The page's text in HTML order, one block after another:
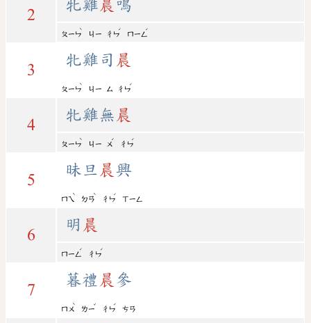
2
牝雞 晨 鳴
ㄆㄧㄣ
ˋ
ㄐㄧ ㄔㄣ
ˊ
ㄇㄧㄥ
ˊ
3
牝雞司 晨
ㄆㄧㄣ
ˋ
ㄐㄧ ㄙ ㄔㄣ
ˊ
4
牝雞無 晨
ㄆㄧㄣ
ˋ
ㄐㄧ ㄨ
ˊ
ㄔㄣ
ˊ
5
昧旦 晨 興
ㄇㄟ
ˋ
ㄉㄢ
ˋ
ㄔㄣ
ˊ
ㄒㄧㄥ
6
明 晨
ㄇㄧㄥ
ˊ
ㄔㄣ
ˊ
7
暮禮 晨 參
ㄇㄨ
ˋ
ㄌㄧ
ˇ
ㄔㄣ
ˊ
ㄘㄢ